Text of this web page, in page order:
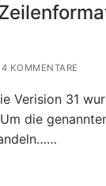
4 KOMMENTARE
Verision 31
die